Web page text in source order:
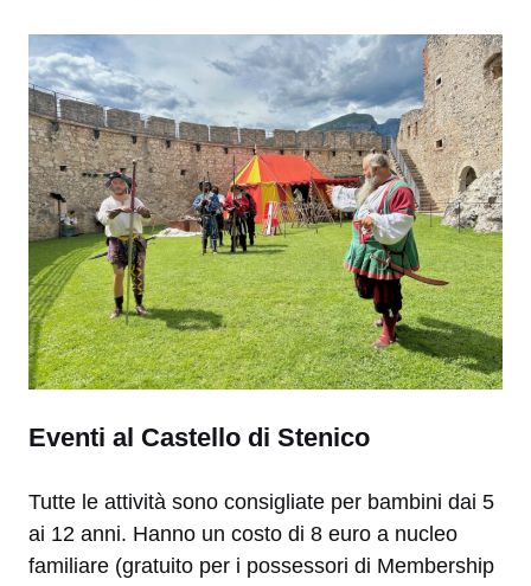
Eventi al Castello di Stenico
Tutte le attività sono consigliate per bambini dai 5
ai 12 anni. Hanno un costo di 8 euro a nucleo
familiare (gratuito per i possessori di Membership